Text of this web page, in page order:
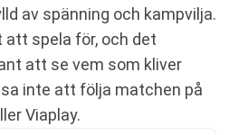
av spänning och kampvilja.
att spela för, och det
att se vem som kliver
inte att följa matchen på
Viaplay.